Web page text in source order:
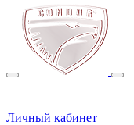
Личный кабинет